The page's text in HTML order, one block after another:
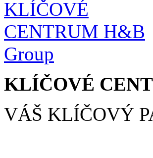
KLÍČOVÉ
VÁŠ KLÍČOVÝ